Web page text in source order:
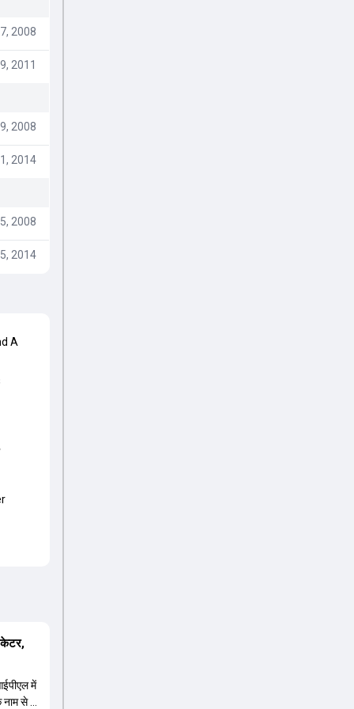
2008
2011
2008
2014
2008
2014
A
में
से भी